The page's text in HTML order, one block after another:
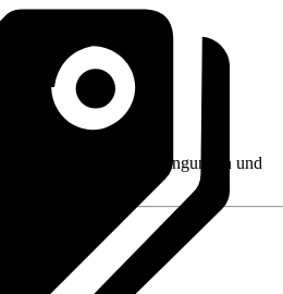
wie z. B. Rückgabebedingungen und
Verkäufernamen.